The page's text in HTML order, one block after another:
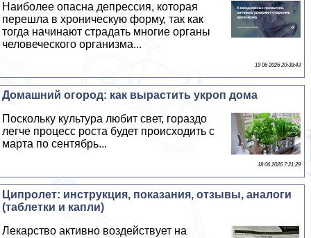
Наиболее опасна депрессия, которая
перешла в хроническую форму, так как
тогда начинают страдать многие органы
человеческого организма...
19 06 2026 20:38:43
Домашний огород: как вырастить укроп дома
Поскольку культура любит свет, гораздо
легче процесс роста будет происходить с
марта по сентябрь...
18 06 2026 7:21:29
Ципролет: инструкция, показания, отзывы, аналоги
(таблетки и капли)
Лекарство активно воздействует на